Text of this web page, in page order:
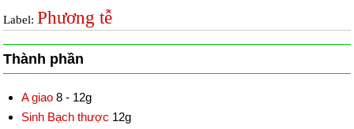
Label: Phương tễ
Thành phần
A giao8 - 12g
Sinh Bạch thược 12g